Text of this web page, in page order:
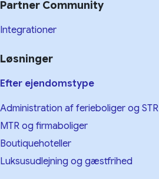
Partner Community
Integrationer
Løsninger
Efter ejendomstype
Administration af ferieboliger og STR
MTR og firmaboliger
Boutiquehoteller
Luksusudlejning og gæstfrihed